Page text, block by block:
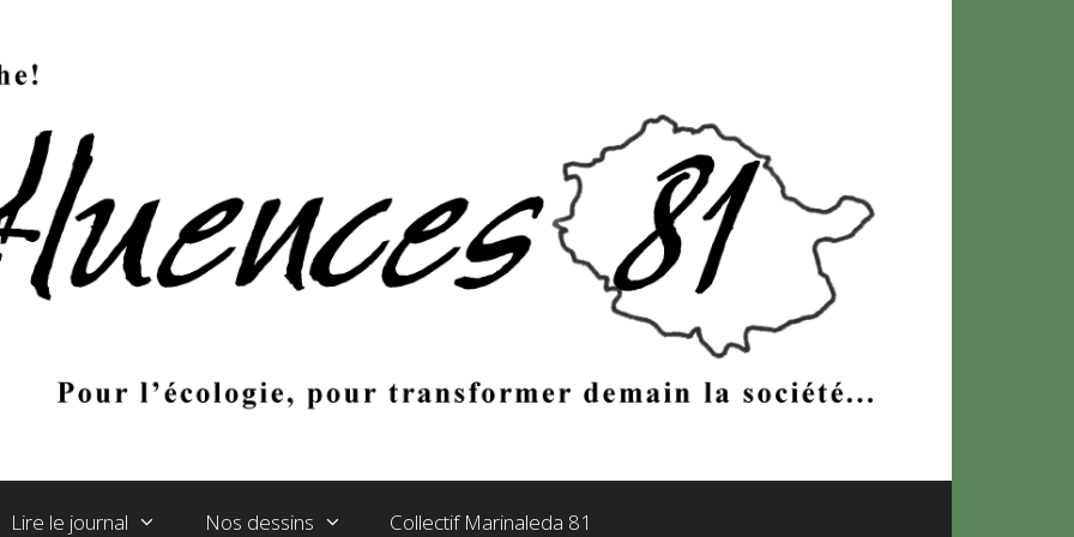
Lire le journal Nos dessins Collectif Marinaleda 81